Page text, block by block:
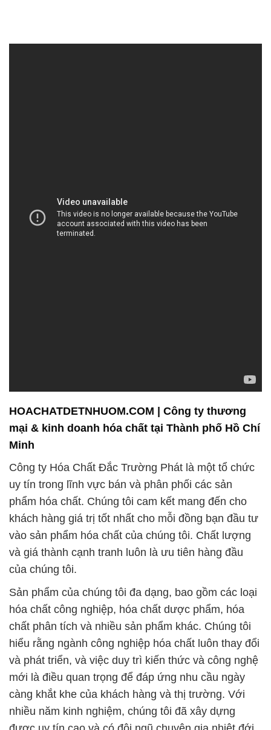
vào sản phẩm hóa chất của chúng tôi. Chất lượng
và giá thành cạnh tranh luôn là ưu tiên hàng đầu
Sản phẩm của chúng tôi đa dạng, bao gồm các loại
hóa chất công nghiệp, hóa chất dược phẩm, hóa
chất phân tích và nhiều sản phẩm khác. Chúng tôi
hiểu rằng ngành công nghiệp hóa chất luôn thay đổi
và phát triển, và việc duy trì kiến thức và công nghệ
mới là điều quan trọng để đáp ứng nhu cầu ngày
càng khắt khe của khách hàng và thị trường. Với
nhiều năm kinh nghiệm, chúng tôi đã xây dựng
được uy tín cao và có đội ngũ chuyên gia nhiệt đới
về hóa chất, cam kết đem lại cho khách hàng sản
phẩm chất lượng và dịch vụ tận tâm.
Chất lượng là giá trị hàng đầu của chúng tôi, và
chúng tôi luôn tìm cách cải thiện và đổi mới để duy
trì vị thế hàng đầu trong ngành công nghiệp hóa
chất. Chúng tôi lắng nghe ý kiến và phản hồi từ phía
khách hàng để không ngừng hoàn thiện và cải thiện
dịch vụ của mình. Chúng tôi tự hào cung cấp các